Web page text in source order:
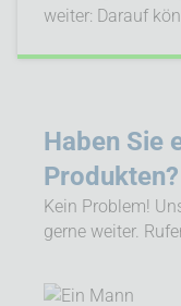
weiter: Darauf
Haben Sie
Produkten?
Kein Problem!
gerne weiter.